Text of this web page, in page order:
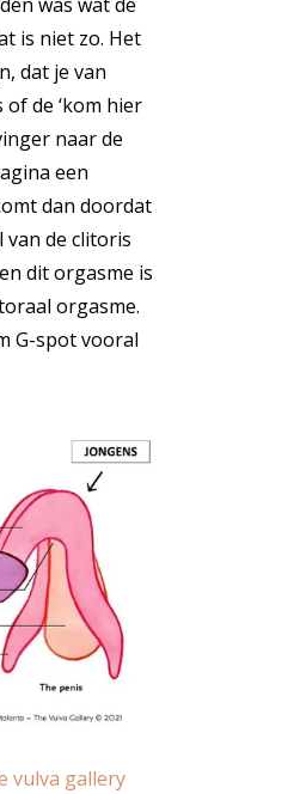
is niet zo. Het
dat je van
de ‘kom hier
naar de
een
dan doordat
van de clitoris
dit orgasme is
orgasme.
G-spot vooral
vulva gallery